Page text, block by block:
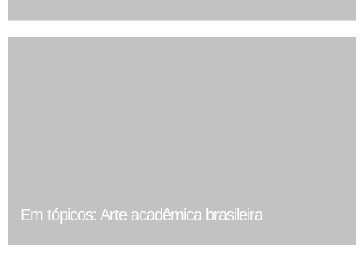
Em tópicos: Arte acadêmica brasileira